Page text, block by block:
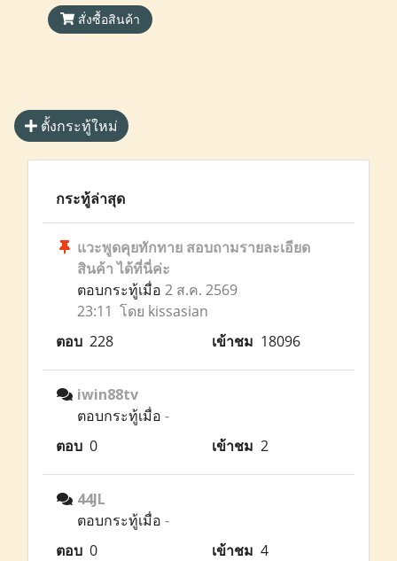
สั่งซื้อสินค้า
ตั้งกระทู้ใหม่
กระทู้ล่าสุด
แวะพูดคุยทักทาย สอบถามรายละเอียด
สินค้า ได้ที่นี่ค่ะ
ตอบกระทู้เมื่อ 2 ส.ค. 2569
23:11 โดย kissasian
ตอบ 228 เข้าชม 18096
iwin88tv
ตอบกระทู้เมื่อ -
ตอบ 0 เข้าชม 2
44JL
ตอบกระทู้เมื่อ -
ตอบ 0 เข้าชม 4